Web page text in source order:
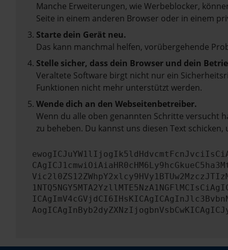
Manche Erweiterungen, wie Werbeblocker,
Seite in einem anderen Browser oder in einem
Starte dein Gerät neu.
Das kann manchmal helfen, vorübergehende
Stelle sicher, dass dein Browser und dein
Veraltete Software birgt nicht nur ein
Funktionen nicht mehr unterstützt werden.
Wende dich an den Webseitenbetreiber.
Wenn du alle oben genannten Schritte versucht
zu beheben. Du kannst uns diesen Text